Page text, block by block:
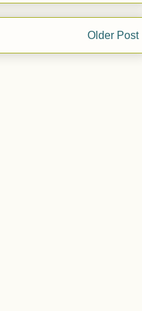
Older Post